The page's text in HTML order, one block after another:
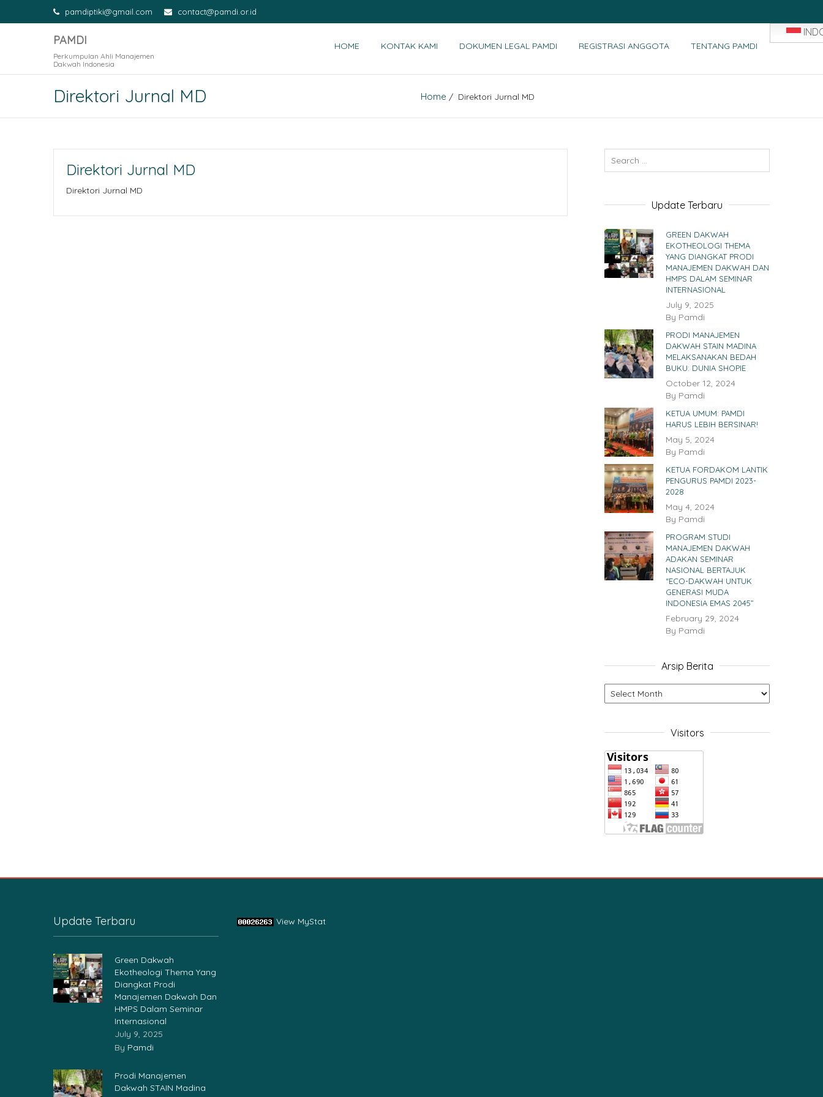
pamdiptiki@gmail.com contact@pamdi.or.id
PAMDI
Perkumpulan Ahli Manajemen
Dakwah Indonesia
HOME KONTAK KAMI DOKUMEN LEGAL PAMDI REGISTRASI ANGGOTA TENTANG PAMDI
Direktori Jurnal MD Home / Direktori Jurnal MD
Direktori Jurnal MD
Direktori Jurnal MD
Update Terbaru
GREEN DAKWAH
EKOTHEOLOGI THEMA
YANG DIANGKAT PRODI
MANAJEMEN DAKWAH DAN
HMPS DALAM SEMINAR
INTERNASIONAL
July 9, 2025
By Pamdi
PRODI MANAJEMEN
DAKWAH STAIN MADINA
MELAKSANAKAN BEDAH
BUKU: DUNIA SHOPIE
October 12, 2024
By Pamdi
KETUA UMUM: PAMDI
HARUS LEBIH BERSINAR!
May 5, 2024
By Pamdi
KETUA FORDAKOM LANTIK
PENGURUS PAMDI 2023-
2028
May 4, 2024
By Pamdi
PROGRAM STUDI
MANAJEMEN DAKWAH
ADAKAN SEMINAR
NASIONAL BERTAJUK
“ECO-DAKWAH UNTUK
GENERASI MUDA
INDONESIA EMAS 2045”
February 29, 2024
By Pamdi
Arsip Berita
Visitors
Update Terbaru
Green Dakwah
Ekotheologi Thema Yang
Diangkat Prodi
Manajemen Dakwah Dan
HMPS Dalam Seminar
Internasional
July 9, 2025
By Pamdi
Prodi Manajemen
Dakwah STAIN Madina
View MyStat